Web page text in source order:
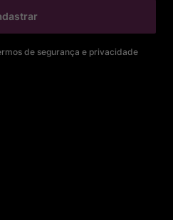
de segurança e privacidade